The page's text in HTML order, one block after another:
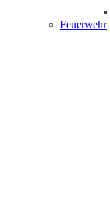
Feuerwehr